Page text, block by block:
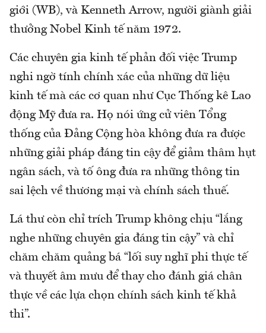
giới (WB), và Kenneth Arrow, người giành giải
thưởng Nobel Kinh tế năm 1972.
Các chuyên gia kinh tế phản đối việc Trump
nghi ngờ tính chính xác của những dữ liệu
kinh tế mà các cơ quan như Cục Thống kê Lao
động Mỹ đưa ra. Họ nói ứng cử viên Tổng
thống của Đảng Cộng hòa không đưa ra được
những giải pháp đáng tin cậy để giảm thâm hụt
ngân sách, và tố ông đưa ra những thông tin
sai lệch về thương mại và chính sách thuế.
Lá thư còn chỉ trích Trump không chịu “lắng
nghe những chuyên gia đáng tin cậy” và chỉ
chăm chăm quảng bá “lối suy nghĩ phi thực tế
và thuyết âm mưu để thay cho đánh giá chân
thực về các lựa chọn chính sách kinh tế khả
thi”.